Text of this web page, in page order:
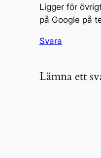
Ligger för
på Google på
Svara
Lämna ett